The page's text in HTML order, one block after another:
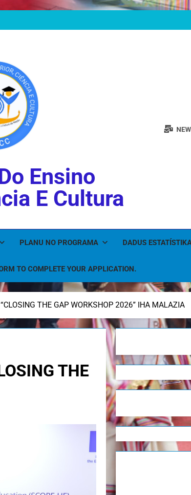
Ensino
E Cultura
PLANU NO PROGRAMA DADUS
TO COMPLETE YOUR APPLICATION.
THE GAP WORKSHOP 2026” IHA MALAZIA
THE